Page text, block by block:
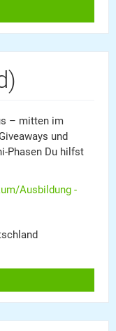
– mitten im
und
Phasen Du hilfst
Ausbildung -